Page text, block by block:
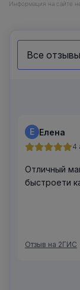
Информация на сайте